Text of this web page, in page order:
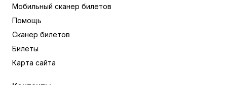
Мобильный сканер билетов
Помощь
Сканер билетов
Билеты
Карта сайта